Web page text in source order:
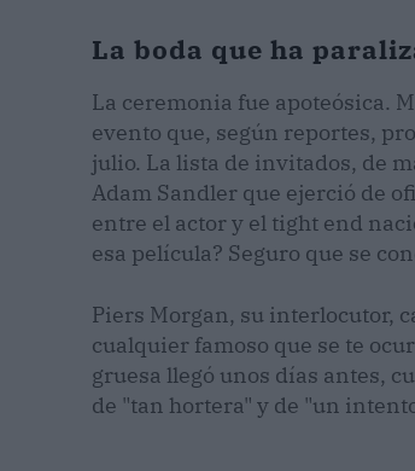
La boda que ha
La ceremonia fue apoteósica.
evento que, según reportes,
julio. La lista de invitados, de
Adam Sandler que ejerció de
entre el actor y el tight end
esa película? Seguro que se
Piers Morgan, su interlocutor,
cualquier famoso que se te
gruesa llegó unos días antes,
de "tan hortera" y de "un